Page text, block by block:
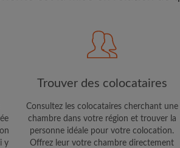
jour du
y
Trouver des colocataires
Consultez les colocataires cherchant une
chambre dans votre région et trouver la
personne idéale pour votre colocation.
Offrez leur votre chambre directement